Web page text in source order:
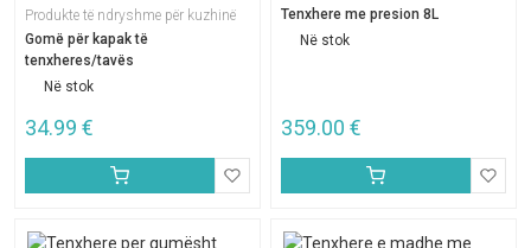
Produkte të ndryshme për kuzhinë
Gomë për kapak të
tenxheres/tavës
Në stok
34.99 €
Tenxhere me presion 8L
Në stok
359.00 €